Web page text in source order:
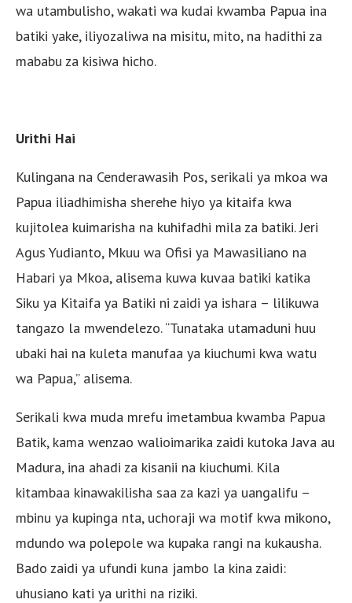
wa utambulisho, wakati wa kudai kwamba Papua ina
batiki yake, iliyozaliwa na misitu, mito, na hadithi za
mababu za kisiwa hicho.
Urithi Hai
Kulingana na Cenderawasih Pos, serikali ya mkoa wa
Papua iliadhimisha sherehe hiyo ya kitaifa kwa
kujitolea kuimarisha na kuhifadhi mila za batiki. Jeri
Agus Yudianto, Mkuu wa Ofisi ya Mawasiliano na
Habari ya Mkoa, alisema kuwa kuvaa batiki katika
Siku ya Kitaifa ya Batiki ni zaidi ya ishara – lilikuwa
tangazo la mwendelezo. “Tunataka utamaduni huu
ubaki hai na kuleta manufaa ya kiuchumi kwa watu
wa Papua,” alisema.
Serikali kwa muda mrefu imetambua kwamba Papua
Batik, kama wenzao walioimarika zaidi kutoka Java au
Madura, ina ahadi za kisanii na kiuchumi. Kila
kitambaa kinawakilisha saa za kazi ya uangalifu –
mbinu ya kupinga nta, uchoraji wa motif kwa mikono,
mdundo wa polepole wa kupaka rangi na kukausha.
Bado zaidi ya ufundi kuna jambo la kina zaidi:
uhusiano kati ya urithi na riziki.